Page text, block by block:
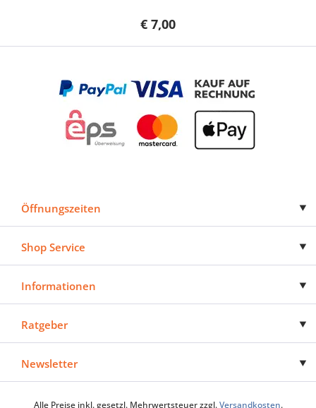
€ 7,00
Öffnungszeiten
Shop Service
Informationen
Ratgeber
Newsletter
Alle Preise inkl. gesetzl. Mehrwertsteuer zzgl.Versandkosten.